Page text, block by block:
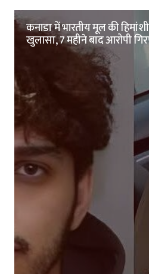
कनाडा में भारतीय मूल की
खुलासा, 7 महीने बाद आरोपी